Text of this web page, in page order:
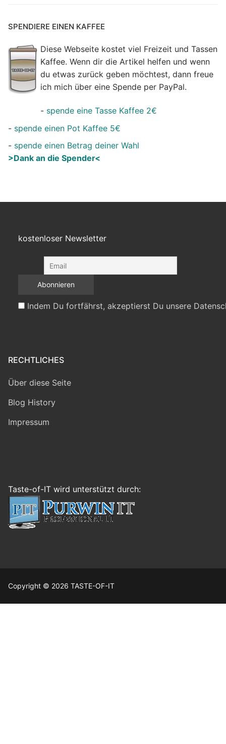
SPENDIERE EINEN KAFFEE
Diese Webseite kostet viel Freizeit und Tassen
Kaffee. Wenn dir die Artikel helfen und wenn
du etwas zurück geben möchtest, dann freue
ich mich über eine Spende per PayPal.
- spende eine Tasse Kaffee 2€
- spende einen Pot Kaffee 5€
- spende einen Betrag deiner Wahl
>Dank an die Spender<
kostenloser Newsletter
Indem Du fortfährst, akzeptierst Du unsere
RECHTLICHES
Über diese Seite
Blog History
Impressum
Taste-of-IT wird unterstützt durch:
Copyright © 2026 TASTE-OF-IT